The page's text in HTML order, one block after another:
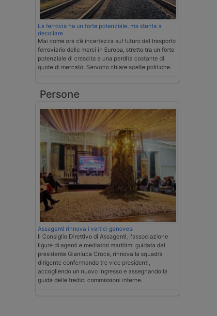
La ferrovia ha un forte potenziale, ma stenta a
decollare
Mai come ora c’è incertezza sul futuro del trasporto
ferroviario delle merci in Europa, stretto tra un forte
potenziale di crescita e una perdita costante di
quote di mercato. Servono chiare scelte politiche.
Persone
Assagenti rinnova i vertici genovesi
Il Consiglio Direttivo di Assagenti, l'associazione
ligure di agenti e mediatori marittimi guidata dal
presidente Gianluca Croce, rinnova la squadra
dirigente confermando tre vice presidenti,
accogliendo un nuovo ingresso e assegnando la
guida delle tredici commissioni interne.